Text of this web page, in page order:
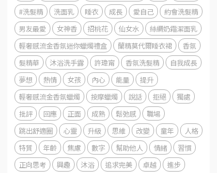
#洗髮精
洗面乳 睡衣 成長 愛自己
約會洗髮精
男友最愛
女神香 招桃花 仙女水
絲綢奶霜潔面乳
輕奢感流金香氛迷你蠟燭禮盒
蘭精莫代爾睡衣裙
香氛
髮精華
沐浴洗手露 許瑋甯 香氛洗髮精
自我成長
夢想
熱情 女孩 內心 能量
提升
輕奢感流金香氛蠟燭
按摩蠟燭 說話 拒絕
獨處
批評
回應 正面 成熟 鬆弛感
職場
跳出舒適圈
心靈 升級 思維 改變 童年
人格
特質
年齡 焦慮 數字 幫助他人 情緒
習慣
正向思考
興趣 沐浴 追求完美 卓越
進步